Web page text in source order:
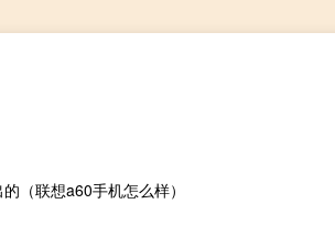
（联想a60手机怎么样）